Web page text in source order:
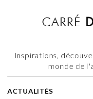
Inspirations,
monde de
ACTUALITÉS